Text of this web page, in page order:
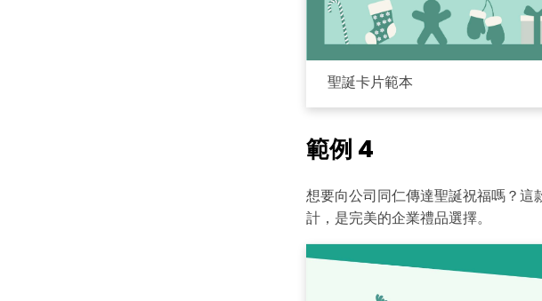
請注意， eddx
如果你尚未安裝
你也可以免費
聖誕卡片範本
範例 4
想要向公司同仁傳達聖誕祝福嗎？
計，是完美的企業禮品選擇。